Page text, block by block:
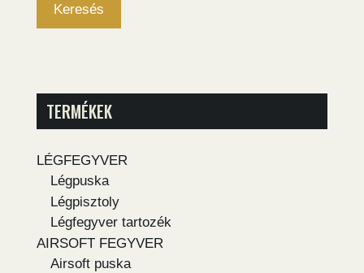
Keresés
TERMÉKEK
LÉGFEGYVER
Légpuska
Légpisztoly
Légfegyver tartozék
AIRSOFT FEGYVER
Airsoft puska